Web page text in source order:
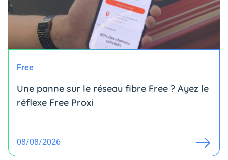
Free
Une panne sur le réseau fibre Free ? Ayez le
réflexe Free Proxi
08/08/2026